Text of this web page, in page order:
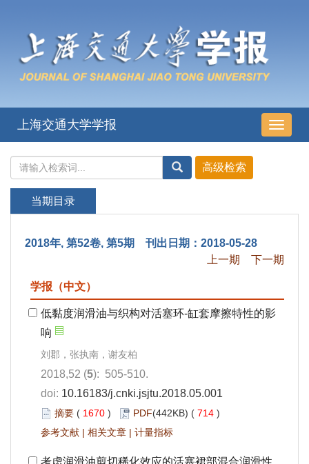
导
航
上海交通大学学报
当期目录
2018年, 第52卷, 第5期 刊出日期：2018-05-28
上一期
下一期
学报（中文）
低黏度润滑油与织构对活塞环-缸套摩擦特性的影
响
刘郡，张执南，谢友柏
2018,52 (5): 505-510.
doi: 10.16183/j.cnki.jsjtu.2018.05.001
摘要 ( 1670 ) PDF(442KB) ( 714 )
参考文献 | 相关文章 | 计量指标